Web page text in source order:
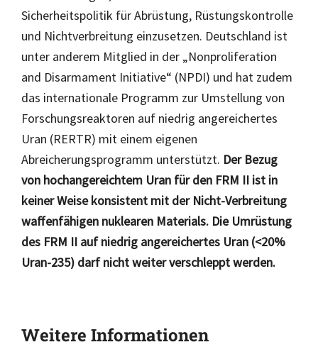
Sicherheitspolitik für Abrüstung, Rüstungskontrolle
und Nichtverbreitung einzusetzen. Deutschland ist
unter anderem Mitglied in der „Nonproliferation
and Disarmament Initiative“ (NPDI) und hat zudem
das internationale Programm zur Umstellung von
Forschungsreaktoren auf niedrig angereichertes
Uran (RERTR) mit einem eigenen
Abreicherungsprogramm unterstützt. Der Bezug
von hochangereichtem Uran für den FRM II ist in
keiner Weise konsistent mit der Nicht-Verbreitung
waffenfähigen nuklearen Materials. Die Umrüstung
des FRM II auf niedrig angereichertes Uran (<20%
Uran-235) darf nicht weiter verschleppt werden.
Weitere Informationen